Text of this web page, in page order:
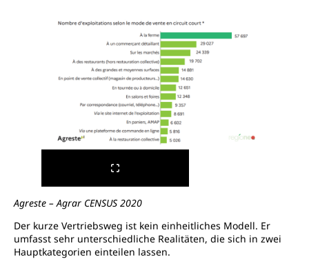
Agreste – Agrar CENSUS 2020
Der kurze Vertriebsweg ist kein einheitliches Modell. Er
umfasst sehr unterschiedliche Realitäten, die sich in zwei
Hauptkategorien einteilen lassen.